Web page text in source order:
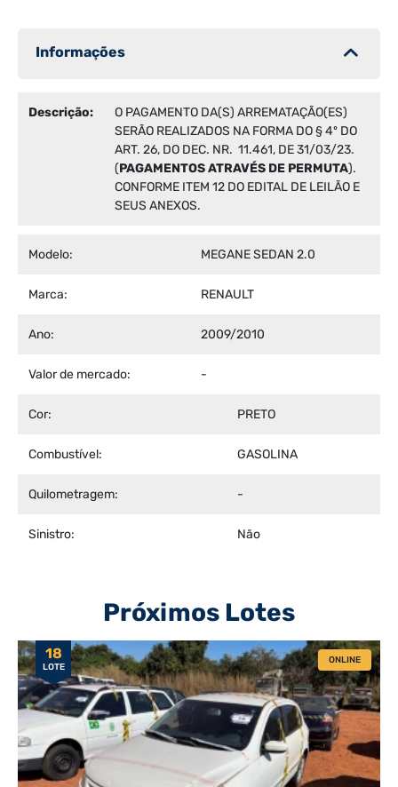
Informações
Descrição:
O PAGAMENTO DA(S) ARREMATAÇÃO(ES)
SERÃO REALIZADOS NA FORMA DO § 4º DO
ART. 26, DO DEC. NR. 11.461, DE 31/03/23.
(PAGAMENTOS ATRAVÉS DE PERMUTA).
CONFORME ITEM 12 DO EDITAL DE LEILÃO E
SEUS ANEXOS.
Modelo: MEGANE SEDAN 2.0
Marca: RENAULT
Ano: 2009/2010
Valor de mercado: -
Cor: PRETO
Combustível: GASOLINA
Quilometragem: -
Sinistro: Não
Próximos Lotes
18
LOTE
ONLINE